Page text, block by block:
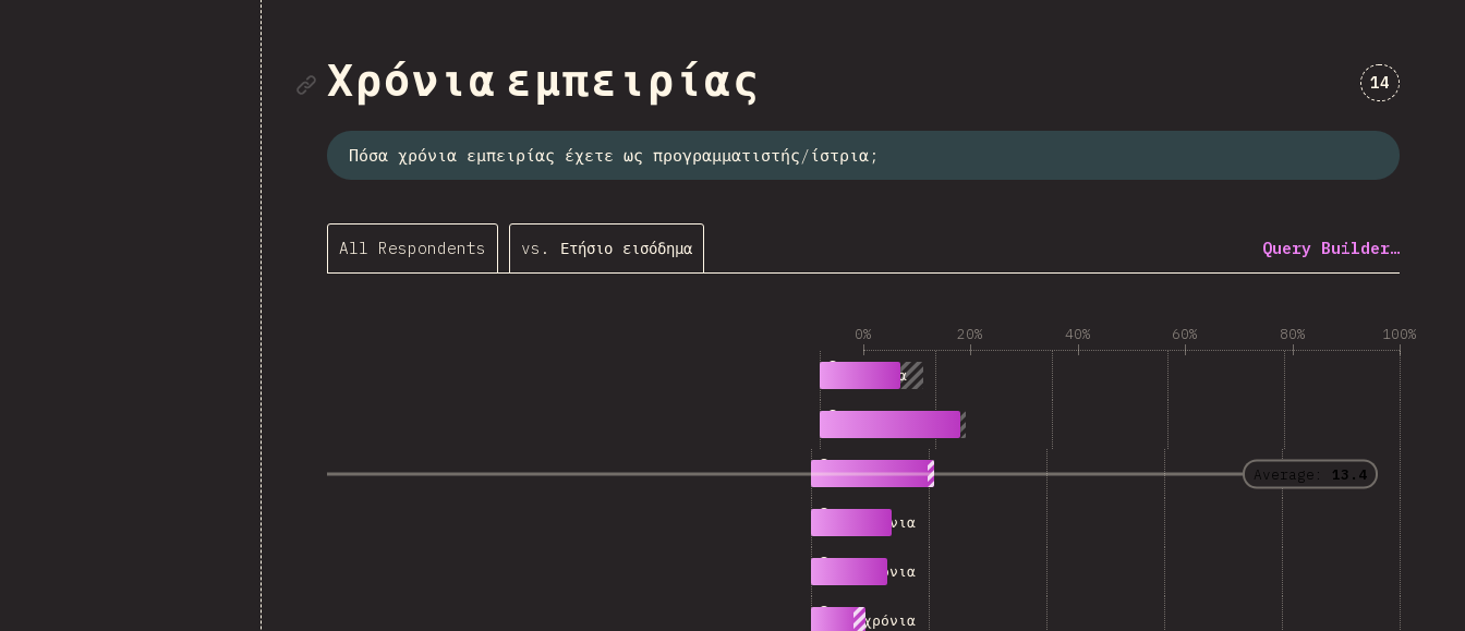
Link to section
Χρόνια εμπειρίας Comments
14
Πόσα χρόνια εμπειρίας έχετε ως προγραμματιστής/ίστρια;
All Respondents vs. Ετήσιο εισόδημα Query Builder…
0% 20% 40% 60% 80% 100%
Average: 13.4
0-4 χρόνια
10-14 χρόνια
808
15-19 χρόνια
20-24 χρόνια
25-29 χρόνια
358